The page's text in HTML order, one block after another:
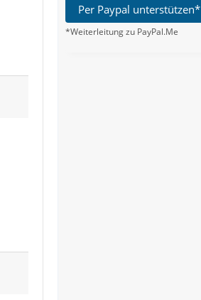
Per Paypal unterstützen*
*Weiterleitung zu PayPal.Me